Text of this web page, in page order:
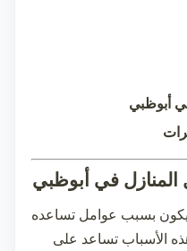
أبوظبي
في أبوظبي
يكون بسبب عوامل تساعده
الأسباب تساعد على